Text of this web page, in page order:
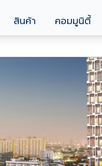
สินค้า คอมมูนิตี้